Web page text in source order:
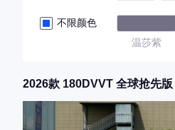
不限颜色
温莎紫
2026款 180DVVT 全球抢先版